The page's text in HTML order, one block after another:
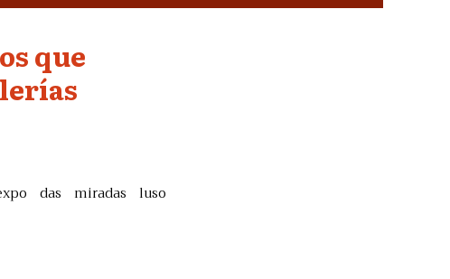
que
das miradas luso